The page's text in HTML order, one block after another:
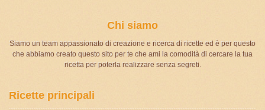
Chi siamo
Siamo un team appassionato di creazione e ricerca di ricette ed è per questo
che abbiamo creato questo sito per te che ami la comodità di cercare la tua
ricetta per poterla realizzare senza segreti.
Ricette principali